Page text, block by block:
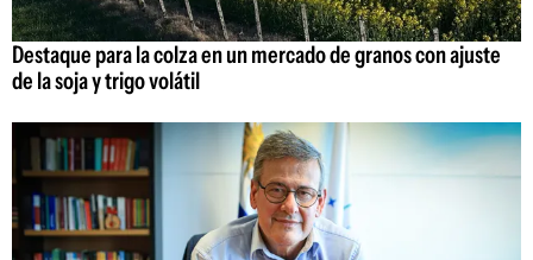
Destaque para la colza en un mercado de granos con ajuste
de la soja y trigo volátil